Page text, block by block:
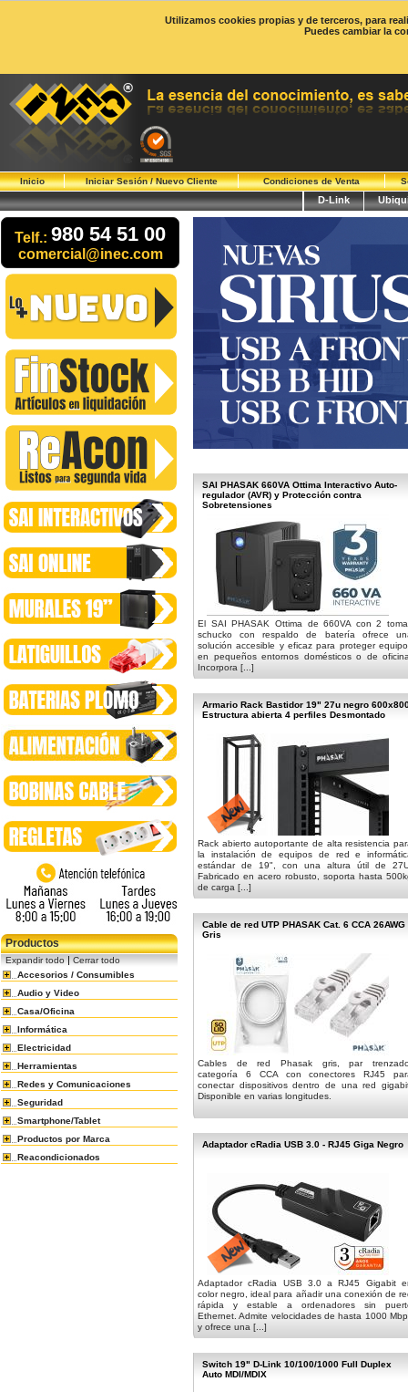
Utilizamos cookies propias y de terceros, para
Puedes cambiar la
Inicio Iniciar Sesión / Nuevo Cliente Condiciones de Venta
D-Link
Telf.: 980 54 51 00
comercial@inec.com
Productos
Expandir todo|Cerrar todo
Accesorios / Consumibles
Audio y Video
Casa/Oficina
Informática
Electricidad
Herramientas
Redes y Comunicaciones
Seguridad
Smartphone/Tablet
Productos por Marca
Reacondicionados
SAI PHASAK 660VA Ottima Interactivo Auto-
regulador (AVR) y Protección contra
Sobretensiones
El SAI PHASAK Ottima de 660VA con 2
schucko con respaldo de batería ofrece
solución accesible y eficaz para proteger
en pequeños entornos domésticos o de
Incorpora [...]
Armario Rack Bastidor 19" 27u negro
Estructura abierta 4 perfiles Desmontado
Rack abierto autoportante de alta resistencia
la instalación de equipos de red e
estándar de 19", con una altura útil de
Fabricado en acero robusto, soporta hasta
de carga [...]
Cable de red UTP PHASAK Cat. 6 CCA 26AWG
Gris
Cables de red Phasak gris, par
categoría 6 CCA con conectores RJ45
conectar dispositivos dentro de una red
Disponible en varias longitudes.
Adaptador cRadia USB 3.0 - RJ45 Giga Negro
Adaptador cRadia USB 3.0 a RJ45 Gigabit
color negro, ideal para añadir una conexión de
rápida y estable a ordenadores sin
Ethernet. Admite velocidades de hasta 1000
y ofrece una [...]
Switch 19" D-Link 10/100/1000 Full Duplex
Auto MDI/MDIX